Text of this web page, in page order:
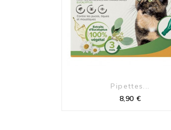
(35 avis)
Pipettes...
8,90 €Prix